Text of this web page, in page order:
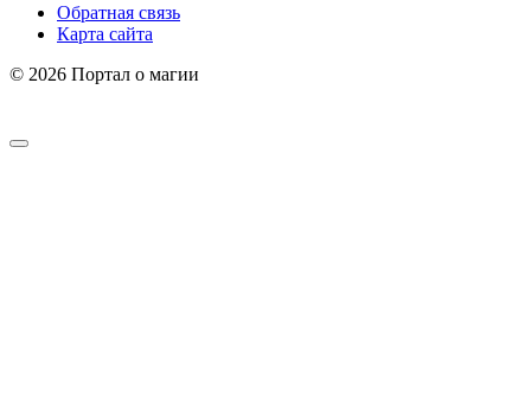
Обратная связь
Карта сайта
© 2026 Портал о магии